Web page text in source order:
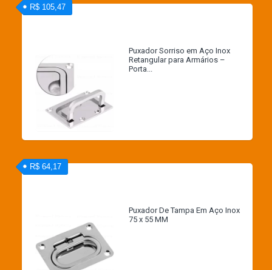
Puxador Sorriso em Aço Inox
Retangular para Armários –
Porta...
R$ 105,47
Puxador De Tampa Em Aço Inox
75 x 55 MM
R$ 64,17